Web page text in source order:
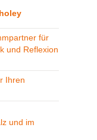
für
und Reflexion
Ihren
und im